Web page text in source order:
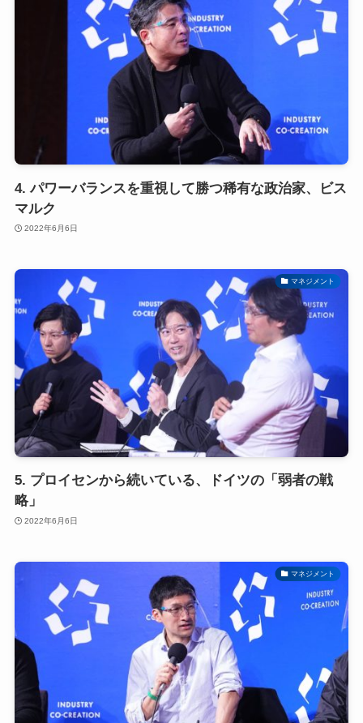
4. パワーバランスを重視して勝つ稀有な政治家、ビス
マルク
2022年6月6日
マネジメント
5. プロイセンから続いている、ドイツの「弱者の戦
略」
2022年6月6日
マネジメント